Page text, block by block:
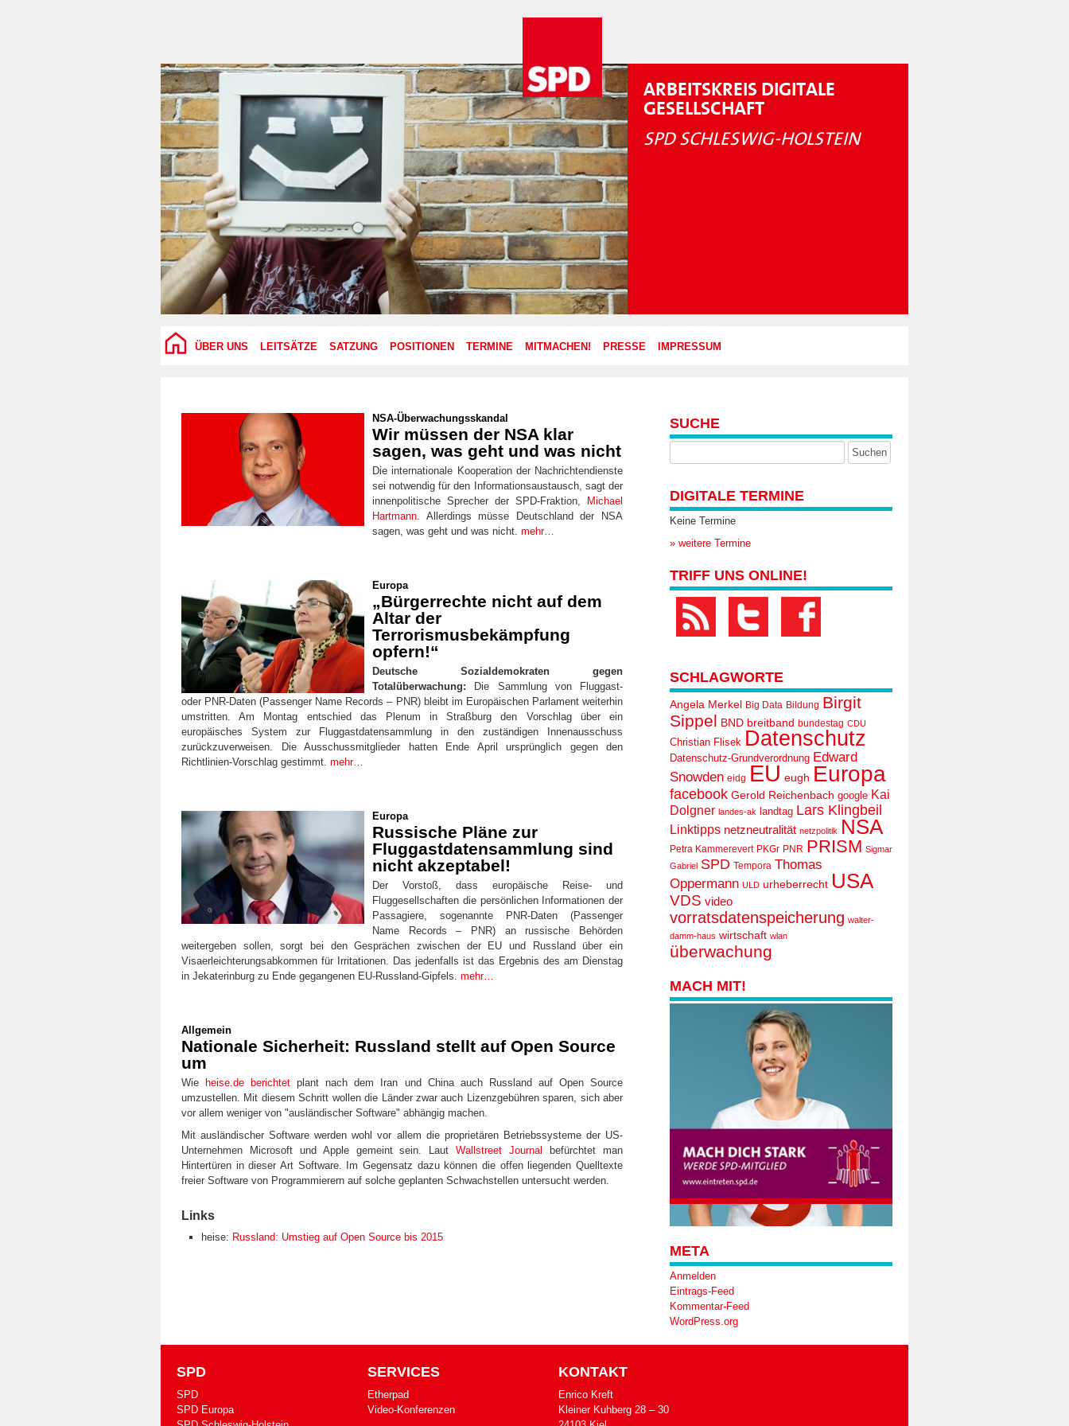
ARBEITSKREIS DIGITALE
GESELLSCHAFT
SPD SCHLESWIG-HOLSTEIN
ÜBER UNS LEITSÄTZE SATZUNG POSITIONEN TERMINE MITMACHEN! PRESSE IMPRESSUM
NSA-Überwachungsskandal
Wir müssen der NSA klar
sagen, was geht und was nicht
Die internationale Kooperation der Nachrichtendienste
sei notwendig für den Informationsaustausch, sagt der
innenpolitische Sprecher der SPD-Fraktion, Michael
Hartmann . Allerdings müsse Deutschland der NSA
sagen, was geht und was nicht. mehr…
Europa
„Bürgerrechte nicht auf dem
Altar der
Terrorismusbekämpfung
opfern!“
Deutsche Sozialdemokraten gegen
Totalüberwachung: Die Sammlung von Fluggast-
oder PNR-Daten (Passenger Name Records – PNR) bleibt im Europäischen Parlament weiterhin
umstritten. Am Montag entschied das Plenum in Straßburg den Vorschlag über ein
europäisches System zur Fluggastdatensammlung in den zuständigen Innenausschuss
zurückzuverweisen. Die Ausschussmitglieder hatten Ende April ursprünglich gegen den
Richtlinien-Vorschlag gestimmt. mehr…
Europa
Russische Pläne zur
Fluggastdatensammlung sind
nicht akzeptabel!
Der Vorstoß, dass europäische Reise- und
Fluggesellschaften die persönlichen Informationen der
Passagiere, sogenannte PNR-Daten (Passenger
Name Records – PNR) an russische Behörden
weitergeben sollen, sorgt bei den Gesprächen zwischen der EU und Russland über ein
Visaerleichterungsabkommen für Irritationen. Das jedenfalls ist das Ergebnis des am Dienstag
in Jekaterinburg zu Ende gegangenen EU-Russland-Gipfels. mehr…
Allgemein
Nationale Sicherheit: Russland stellt auf Open Source
um
Wieheise.de berichtet plant nach dem Iran und China auch Russland auf Open Source
umzustellen. Mit diesem Schritt wollen die Länder zwar auch Lizenzgebühren sparen, sich aber
vor allem weniger von "ausländischer Software" abhängig machen.
Mit ausländischer Software werden wohl vor allem die proprietären Betriebssysteme der US-
Unternehmen Microsoft und Apple gemeint sein. LautWallstreet Journal
befürchtet man
Hintertüren in dieser Art Software. Im Gegensatz dazu können die offen liegenden Quelltexte
freier Software von Programmierern auf solche geplanten Schwachstellen untersucht werden.
Links
heise: Russland: Umstieg auf Open Source bis 2015
SUCHE
DIGITALE TERMINE
Keine Termine
» weitere Termine
TRIFF UNS ONLINE!
SCHLAGWORTE
Angela Merkel Big Data Bildung Birgit
Sippel BND breitband bundestag CDU
Christian Flisek Datenschutz
Datenschutz-Grundverordnung Edward
Snowden eidg EU eugh Europa
facebook Gerold Reichenbach google Kai
Dolgner landes-ak landtag Lars Klingbeil
Linktipps netzneutralität netzpolitik NSA
Petra Kammerevert PKGr PNR PRISM Sigmar
Gabriel SPD Tempora Thomas
Oppermann ULD urheberrecht USA
VDS video
vorratsdatenspeicherung walter-
damm-haus wirtschaft wlan
überwachung
MACH MIT!
META
Anmelden
Eintrags-Feed
Kommentar-Feed
WordPress.org
SPD
SPD
SPD Europa
SERVICES
Etherpad
Video-Konferenzen
KONTAKT
Enrico Kreft
Klei­ner Kuh­berg 28 – 30